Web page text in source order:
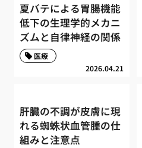
夏バテによる胃腸機能
低下の生理学的メカニ
ズムと自律神経の関係
2026.04.21
医療
肝臓の不調が皮膚に現
れる蜘蛛状血管腫の仕
組みと注意点